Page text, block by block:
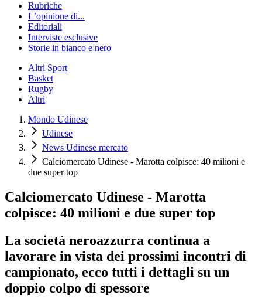
Rubriche
L’opinione di...
Editoriali
Interviste esclusive
Storie in bianco e nero
Altri Sport
Basket
Rugby
Altri
Mondo Udinese
Udinese
News Udinese mercato
Calciomercato Udinese - Marotta colpisce: 40 milioni e
due super top
Calciomercato Udinese - Marotta
colpisce: 40 milioni e due super top
La società neroazzurra continua a
lavorare in vista dei prossimi incontri di
campionato, ecco tutti i dettagli su un
doppio colpo di spessore